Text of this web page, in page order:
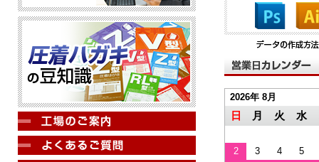
2026年 8月
日 月 火 水
2 3 4
5